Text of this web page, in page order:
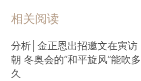
相关阅读
分析│金正恩出招邀文在寅访
朝 冬奥会的“和平旋风”能吹多
久